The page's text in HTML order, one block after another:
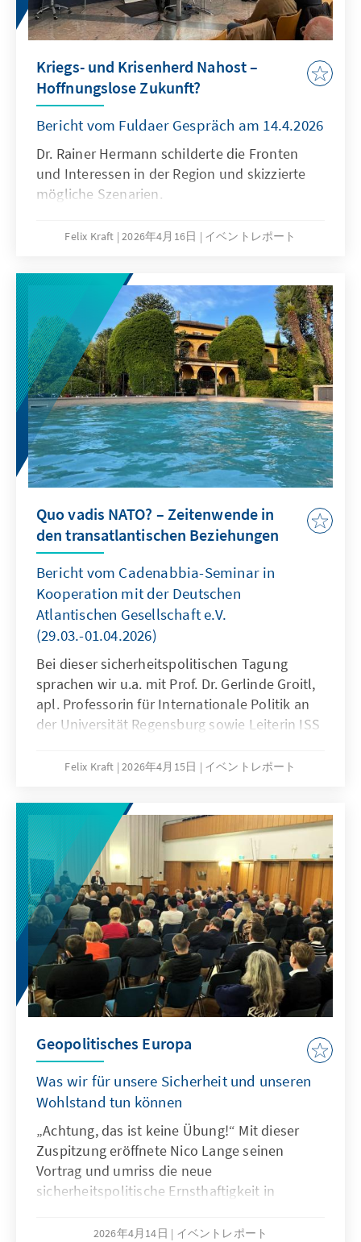
Kriegs- und Krisenherd Nahost –
Hoffnungslose Zukunft?
Bericht vom Fuldaer Gespräch am 14.4.2026
Dr. Rainer Hermann schilderte die Fronten
und Interessen in der Region und skizzierte
mögliche Szenarien.
Felix Kraft 2026年4月16日 イベントレポート
Quo vadis NATO? – Zeitenwende in
den transatlantischen Beziehungen
Bericht vom Cadenabbia-Seminar in
Kooperation mit der Deutschen
Atlantischen Gesellschaft e.V.
(29.03.-01.04.2026)
Bei dieser sicherheitspolitischen Tagung
sprachen wir u.a. mit Prof. Dr. Gerlinde Groitl,
apl. Professorin für Internationale Politik an
der Universität Regensburg sowie Leiterin ISS
München und Dr. Andrew B. Denison, Direktor
Felix Kraft 2026年4月15日 イベントレポート
Geopolitisches Europa
Was wir für unsere Sicherheit und unseren
Wohlstand tun können
„Achtung, das ist keine Übung!“ Mit dieser
Zuspitzung eröffnete Nico Lange seinen
Vortrag und umriss die neue
sicherheitspolitische Ernsthaftigkeit in
und Direktor des IRIS – Instituts für
2026年4月14日 イベントレポート